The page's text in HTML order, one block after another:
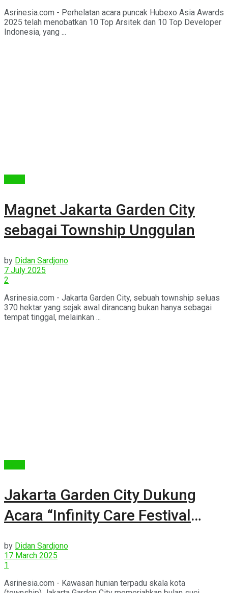
Asrinesia.com - Perhelatan acara puncak Hubexo Asia Awards
2025 telah menobatkan 10 Top Arsitek dan 10 Top Developer
Indonesia, yang ...
Magnet Jakarta Garden City
sebagai Township Unggulan
by Didan Sardjono
7 July 2025
2
Asrinesia.com - Jakarta Garden City, sebuah township seluas
370 hektar yang sejak awal dirancang bukan hanya sebagai
tempat tinggal, melainkan ...
Jakarta Garden City Dukung
Acara “Infinity Care Festival
by Didan Sardjono
17 March 2025
1
Asrinesia.com - Kawasan hunian terpadu skala kota